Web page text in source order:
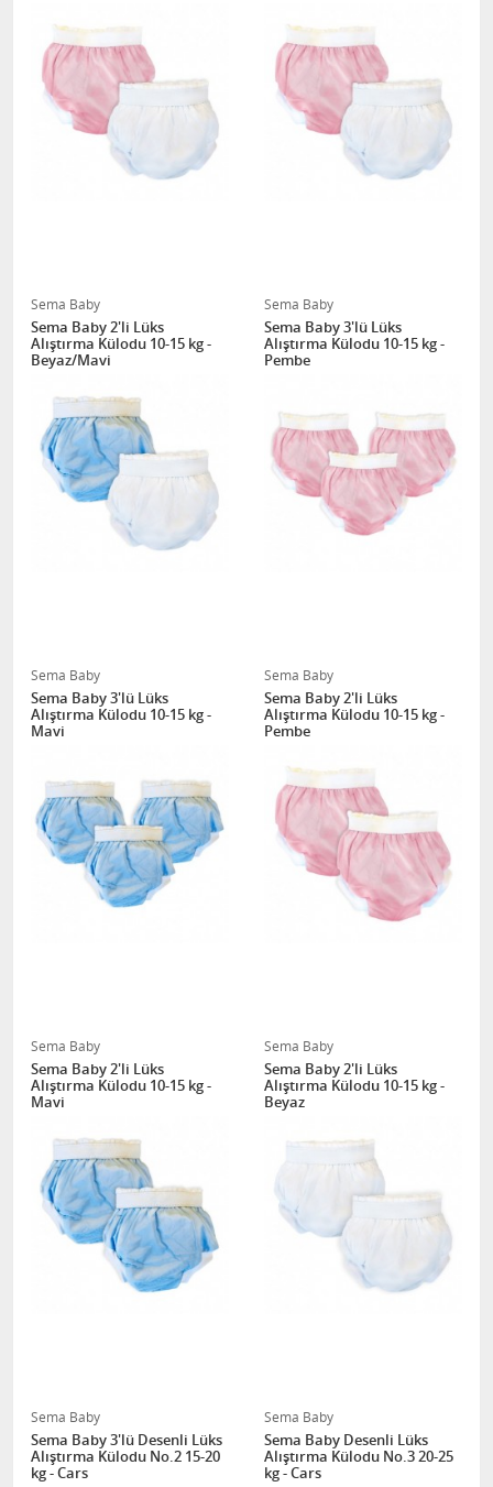
Sema Baby
Sema Baby 2'li Lüks
Alıştırma Külodu 10-15 kg -
Beyaz/Mavi
Sema Baby
Sema Baby 3'lü Lüks
Alıştırma Külodu 10-15 kg -
Pembe
Sema Baby
Sema Baby 3'lü Lüks
Alıştırma Külodu 10-15 kg -
Mavi
Sema Baby
Sema Baby 2'li Lüks
Alıştırma Külodu 10-15 kg -
Pembe
Sema Baby
Sema Baby 2'li Lüks
Alıştırma Külodu 10-15 kg -
Mavi
Sema Baby
Sema Baby 2'li Lüks
Alıştırma Külodu 10-15 kg -
Beyaz
Sema Baby
Sema Baby 3'lü Desenli Lüks
Alıştırma Külodu No.2 15-20
kg - Cars
Sema Baby
Sema Baby Desenli Lüks
Alıştırma Külodu No.3 20-25
kg - Cars